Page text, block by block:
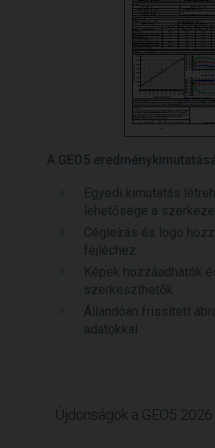
A GEO5
Egyedi kimutatás
lehetősége a
Cégleírás és logo
fejléchez
Képek hozzáadhatók
szerkeszthetők
Állandóan frissített
adatokkal
Újdonságok a GEO5